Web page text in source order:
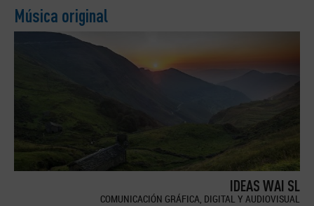
Música original
IDEAS WAI SL
COMUNICACIÓN GRÁFICA, DIGITAL Y AUDIOVISUAL